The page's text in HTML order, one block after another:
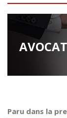
Paru dans la